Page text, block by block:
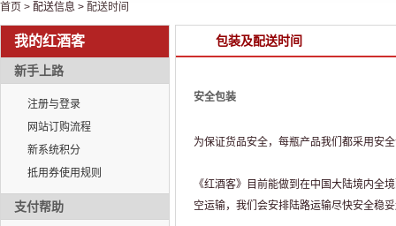
首页 > 配送信息 > 配送时间
我的红酒客
新手上路
注册与登录
网站订购流程
新系统积分
抵用券使用规则
支付帮助
包装及配送时间
安全包装
为保证货品安全，每瓶产品我们都采用安
《红酒客》目前能做到在中国大陆境内全
空运输，我们会安排陆路运输尽快安全稳